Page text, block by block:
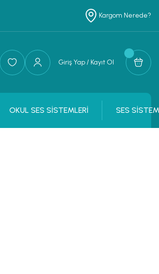
Kargom Nerede?
Giriş Yap / Kayıt Ol
OKUL SES SİSTEMLERİ SES